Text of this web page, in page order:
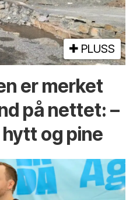
PLUSS
er merket
på nettet: –
og pine